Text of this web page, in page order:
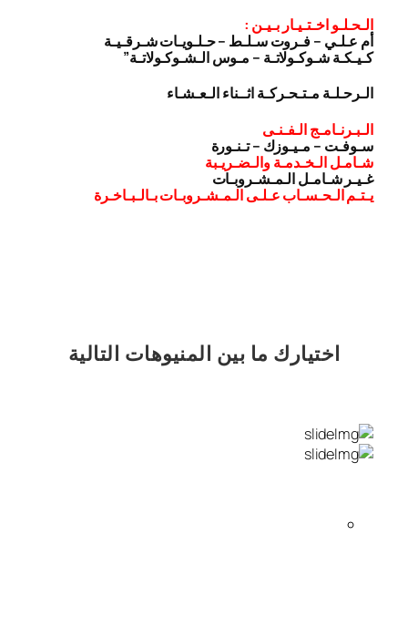
الـحـلـو اخـتـيـار بـيـن :
أم عـلـي – فـروت سـلـط – حـلـويـات شـرقـيـة
كـيـكـة شـوكـولاتـة – مـوس الـشـوكـولاتـة”
الـرحـلـة مـتـحـركـة اثــناء الـعـشـاء
الـبـرنـامـج الـفـنـى
سـوفـت – مـيـوزك – تـنـورة
شـامـل الـخـدمـة والـضـريـبة
غـيـر شـامـل الـمـشـروبـات
يـتـم الـحـسـاب عـلـى الـمـشـروبـات بـالـبـاخـرة
اختيارك ما بين المنيوهات التالية